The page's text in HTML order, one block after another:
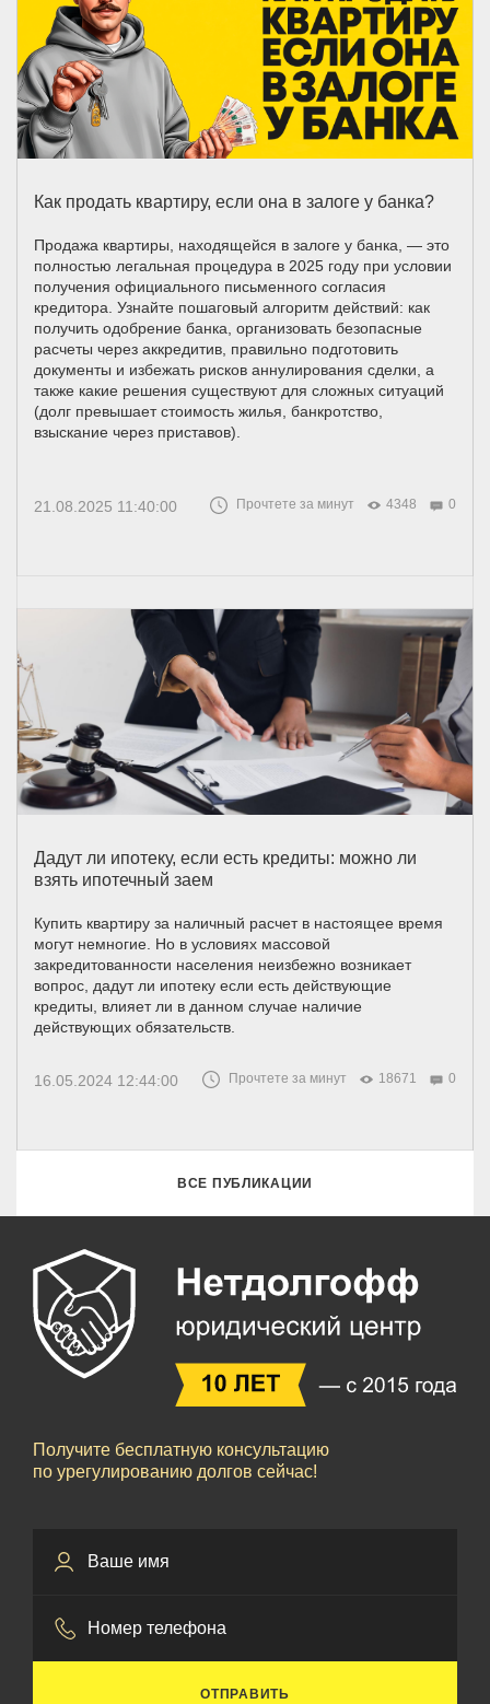
Как продать квартиру, если она в залоге у банка?
Продажа квартиры, находящейся в залоге у банка, — это
полностью легальная процедура в 2025 году при условии
получения официального письменного согласия
кредитора. Узнайте пошаговый алгоритм действий: как
получить одобрение банка, организовать безопасные
расчеты через аккредитив, правильно подготовить
документы и избежать рисков аннулирования сделки, а
также какие решения существуют для сложных ситуаций
(долг превышает стоимость жилья, банкротство,
взыскание через приставов).
21.08.2025 11:40:00 Прочтете за минут 4348 0
Дадут ли ипотеку, если есть кредиты: можно ли
взять ипотечный заем
Купить квартиру за наличный расчет в настоящее время
могут немногие. Но в условиях массовой
закредитованности населения неизбежно возникает
вопрос, дадут ли ипотеку если есть действующие
кредиты, влияет ли в данном случае наличие
действующих обязательств.
16.05.2024 12:44:00 Прочтете за минут 18671 0
ВСЕ ПУБЛИКАЦИИ
Получите бесплатную консультацию
по урегулированию долгов сейчас!
ОТПРАВИТЬ